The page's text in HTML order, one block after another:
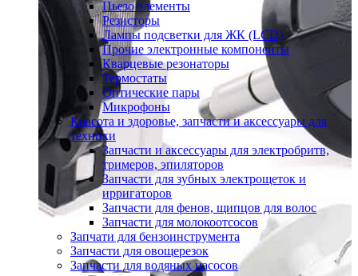
Пьезо элементы
Резисторы
Лампы подсветки для ЖК (LCD)
Прочие электронные компоненты
Кварцевые резонаторы
Термостаты
Оптические пары
Микрофоны
Красота и здоровье, запчасти и аксессуары для
техники
Запчасти и аксессуары для электробритв,
тримеров, эпиляторов
Запчасти для зубных электрощеток и
ирригаторов
Запчасти для фенов, щипцов для волос
Запчасти для молокоотсосов
Запчати для бензоинструмента
Запчасти для овощерезок
Запчасти для водяных насосов